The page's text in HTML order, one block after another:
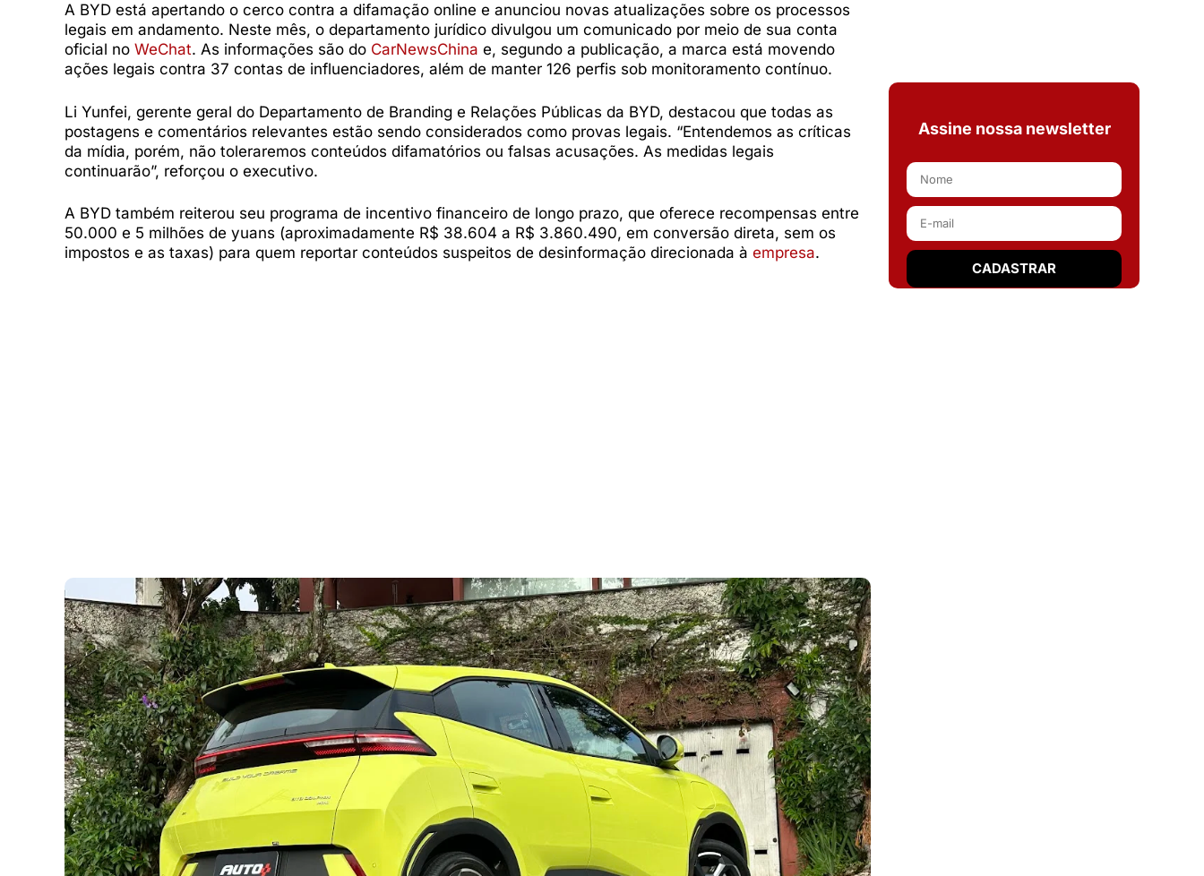
A BYD está apertando o cerco contra a difamação online e anunciou novas atualizações sobre os processos
legais em andamento. Neste mês, o departamento jurídico divulgou um comunicado por meio de sua conta
oficial no WeChat. As informações são do CarNewsChina e, segundo a publicação, a marca está movendo
ações legais contra 37 contas de influenciadores, além de manter 126 perfis sob monitoramento contínuo.
Li Yunfei, gerente geral do Departamento de Branding e Relações Públicas da BYD, destacou que todas as
postagens e comentários relevantes estão sendo considerados como provas legais. “Entendemos as críticas
da mídia, porém, não toleraremos conteúdos difamatórios ou falsas acusações. As medidas legais
continuarão”, reforçou o executivo.
A BYD também reiterou seu programa de incentivo financeiro de longo prazo, que oferece recompensas entre
50.000 e 5 milhões de yuans (aproximadamente R$ 38.604 a R$ 3.860.490, em conversão direta, sem os
impostos e as taxas) para quem reportar conteúdos suspeitos de desinformação direcionada à empresa.
Assine nossa newsletter